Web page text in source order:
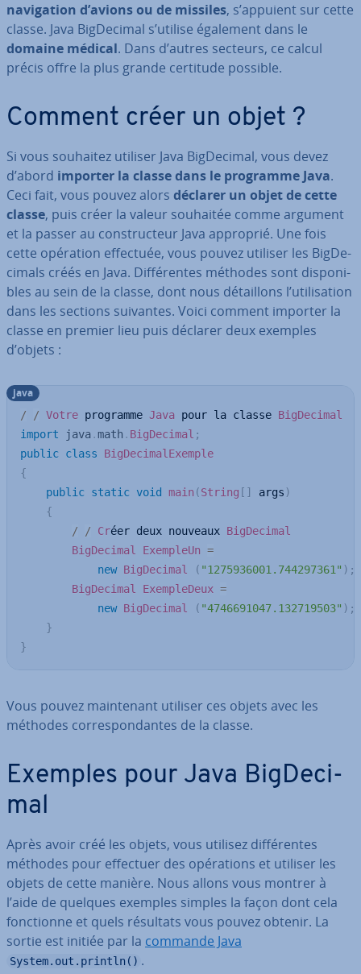
na­vi­ga­tion d’avions ou de missiles, s’appuient sur cette
classe. Java Big­De­ci­mal s’utilise également dans le
domaine médical. Dans d’autres secteurs, ce calcul
précis offre la plus grande certitude possible.
Comment créer un objet ?
Si vous souhaitez utiliser Java Big­De­ci­mal, vous devez
d’abord importer la classe dans le programme Java.
Ceci fait, vous pouvez alors déclarer un objet de cette
classe, puis créer la valeur souhaitée comme argument
et la passer au con­struc­teur Java approprié. Une fois
cette opération effectuée, vous pouvez utiliser les Big­De­
ci­mals créés en Java. Dif­fé­ren­tes méthodes sont di­spo­ni­
bles au sein de la classe, dont nous dé­tail­lons l’uti­li­sa­tion
dans les sections suivantes. Voici comment importer la
classe en premier lieu puis déclarer deux exemples
d’objets :
/ / Votre programme Java pour la classe BigDecimal
import
java.math . BigDecimal ;
public class
BigDecimalExemple
{
public static void main (String [ ] args )
{
/
/ Créer deux nouveaux BigDecimal
BigDecimal
ExempleUn =
new BigDecimal ( "1275936001.744297361" ) ;
BigDecimal
ExempleDeux =
new BigDecimal ( "4746691047.132719503" ) ;
}
}
java
Vous pouvez main­te­nant utiliser ces objets avec les
méthodes cor­re­spon­dan­tes de la classe.
Exemples pour Java Big­De­ci­
mal
Après avoir créé les objets, vous utilisez dif­fé­ren­tes
méthodes pour effectuer des opé­ra­tions et utiliser les
objets de cette manière. Nous allons vous montrer à
l’aide de quelques exemples simples la façon dont cela
fonc­tion­ne et quels résultats vous pouvez obtenir. La
sortie est initiée par la commande Java
System.out.println() .